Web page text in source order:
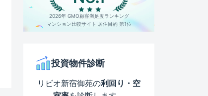
2026年 GMO顧客満足度ランキング
マンション比較サイト 居住目的 第1位
投資物件診断
リビオ新宿御苑の利回り・空